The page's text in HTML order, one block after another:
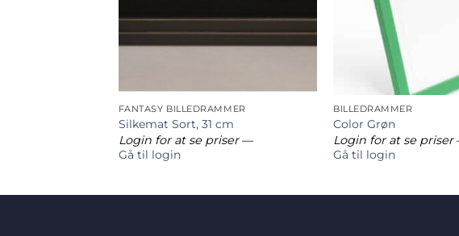
FANTASY BILLEDRAMMER
Silkemat Sort, 31 cm
Login for at se priser—
Gå til login
BILLEDRAMMER
Color Grøn
Login for at se priser
Gå til login